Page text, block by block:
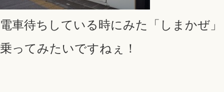
電車待ちしている時にみた「しまかぜ」
乗ってみたいですねぇ！